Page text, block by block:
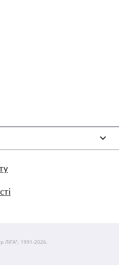
ЛІГА", 1991-2026.